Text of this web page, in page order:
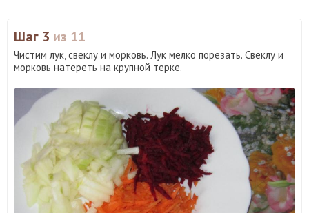
Шаг 3 из 11
Чистим лук, свеклу и морковь. Лук мелко порезать. Свеклу и
морковь натереть на крупной терке.